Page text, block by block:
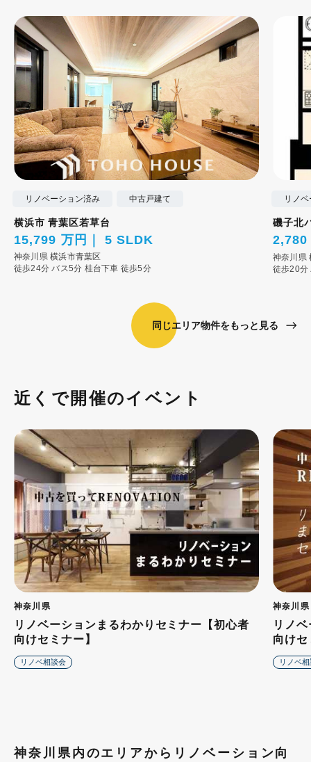
リノベーション済み 中古戸建て
横浜市 青葉区若草台
15,799 万円 5 SLDK
神奈川県 横浜市青葉区
徒歩24分 バス5分 桂台下車 徒歩5分
リノ
磯子北
2,780
神奈川県
徒歩20分
同じエリア物件をもっと見る
近くで開催のイベント
神奈川県
リノベーションまるわかりセミナー【初心者
向けセミナー】
リノベ相談会
神奈川県
リノ
向け
リノベ
神奈川県内のエリアからリノベーション向